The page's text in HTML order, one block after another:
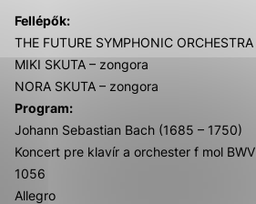
Fellépők:
THE FUTURE SYMPHONIC
MIKI SKUTA – zongora
NORA SKUTA – zongora
Program:
Johann Sebastian Bach (1685 – 1750)
Koncert pre klavír a orchester f mol BWV
1056
Allegro
prístup k zabezpečeným oblastiam
týchto súborov cookie nemôže web
Analytické cookies
Analytické cookies pomáhajú
pochopiť, ako návštevníci stránok
mohol stránky optimalizovať a
skúsenosť. Všetky dáta sa zbierajú
možné ich spojiť s konkrétnou osobou.